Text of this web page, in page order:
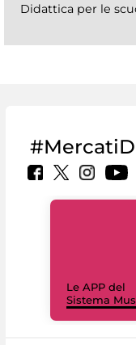
Didattica per le
Le APP del
Sistema